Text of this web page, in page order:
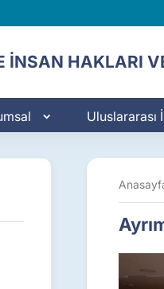
İNSAN HAKLARI
Uluslararası